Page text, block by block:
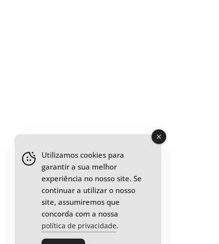
Utilizamos cookies para
garantir a sua melhor
experiência no nosso site. Se
continuar a utilizar o nosso
site, assumiremos que
concorda com a nossa
política de privacidade.